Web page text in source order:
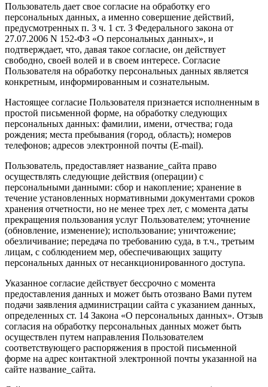
Пользователь дает свое согласие на обработку его
персональных данных, а именно совершение действий,
предусмотренных п. 3 ч. 1 ст. 3 Федерального закона от
27.07.2006 N 152-ФЗ «О персональных данных», и
подтверждает, что, давая такое согласие, он действует
свободно, своей волей и в своем интересе. Согласие
Пользователя на обработку персональных данных является
конкретным, информированным и сознательным.
Настоящее согласие Пользователя признается исполненным в
простой письменной форме, на обработку следующих
персональных данных: фамилии, имени, отчества; года
рождения; места пребывания (город, область); номеров
телефонов; адресов электронной почты (E-mail).
Пользователь, предоставляет название_сайта право
осуществлять следующие действия (операции) с
персональными данными: сбор и накопление; хранение в
течение установленных нормативными документами сроков
хранения отчетности, но не менее трех лет, с момента даты
прекращения пользования услуг Пользователем; уточнение
(обновление, изменение); использование; уничтожение;
обезличивание; передача по требованию суда, в т.ч., третьим
лицам, с соблюдением мер, обеспечивающих защиту
персональных данных от несанкционированного доступа.
Указанное согласие действует бессрочно с момента
предоставления данных и может быть отозвано Вами путем
подачи заявления администрации сайта с указанием данных,
определенных ст. 14 Закона «О персональных данных». Отзыв
согласия на обработку персональных данных может быть
осуществлен путем направления Пользователем
соответствующего распоряжения в простой письменной
форме на адрес контактной электронной почты указанной на
сайте название_сайта.